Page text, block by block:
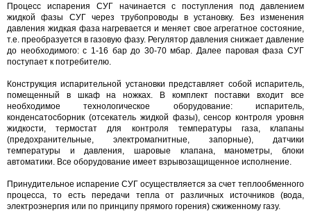
Процесс испарения СУГ начинается с поступления под давлением
жидкой фазы СУГ через трубопроводы в установку. Без изменения
давления жидкая фаза нагревается и меняет свое агрегатное состояние,
т.е. преобразуется в газовую фазу. Регулятор давления снижает давление
до необходимого: с 1-16 бар до 30-70 мбар. Далее паровая фаза СУГ
поступает к потребителю.
Конструкция испарительной установки представляет собой испаритель,
помещенный в шкаф на ножках. В комплект поставки входит все
необходимое технологическое оборудование: испаритель,
конденсатосборник (отсекатель жидкой фазы), сенсор контроля уровня
жидкости, термостат для контроля температуры газа, клапаны
(предохранительные, электромагнитные, запорные), датчики
температуры и давления, шаровые клапана, манометры, блоки
автоматики. Все оборудование имеет взрывозащищенное исполнение.
Принудительное испарение СУГ осуществляется за счет теплообменного
процесса, то есть передачи тепла от различных источников (вода,
электроэнергия или по принципу прямого горения) сжиженному газу.